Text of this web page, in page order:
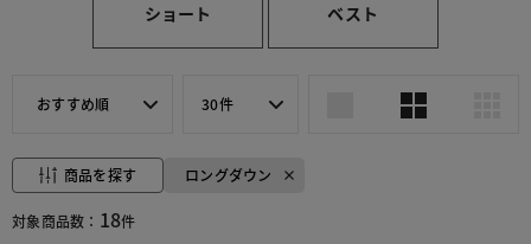
ショート ベスト
おすすめ順 30件
商品を探す ロングダウン
対象商品数： 18件